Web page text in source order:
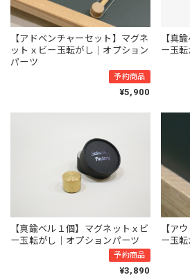
【アドベンチャーセット】マグネ
ットｘビー玉転がし｜オプション
パーツ
予約商品
¥5,900
【真
ー玉
【真鍮ベル１個】マグネットｘビ
ー玉転がし｜オプションパーツ
予約商品
¥3,890
【ア
ー玉